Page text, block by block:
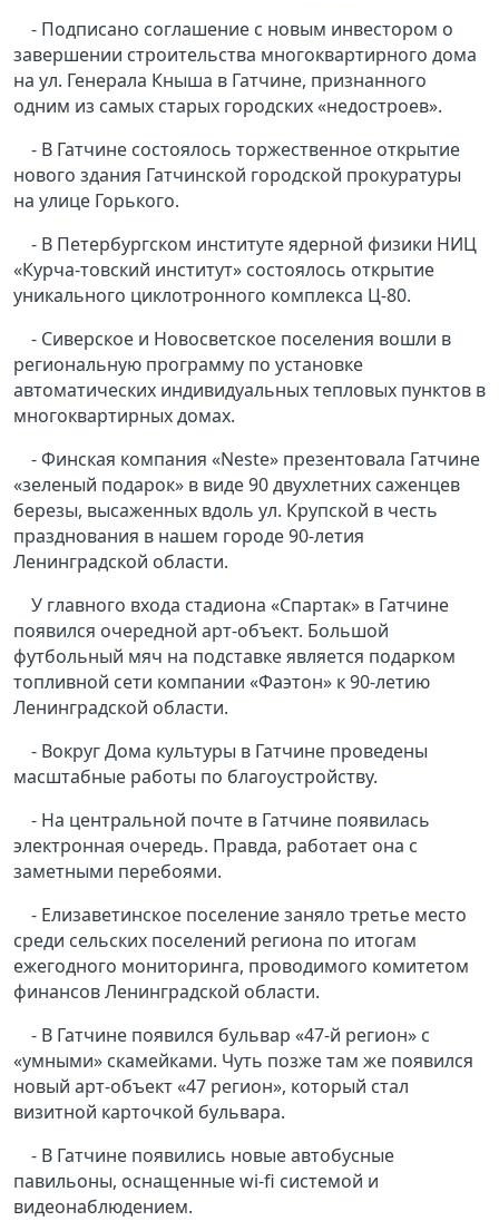
- Подписано соглашение с новым инвестором о
завершении строительства многоквартирного дома
на ул. Генерала Кныша в Гатчине, признанного
одним из самых старых городских «недостроев».
- В Гатчине состоялось торжественное открытие
нового здания Гатчинской городской прокуратуры
на улице Горького.
- В Петербургском институте ядерной физики НИЦ
«Курча-товский институт» состоялось открытие
уникального циклотронного комплекса Ц-80.
- Сиверское и Новосветское поселения вошли в
региональную программу по установке
автоматических индивидуальных тепловых пунктов в
многоквартирных домах.
- Финская компания «Neste» презентовала Гатчине
«зеленый подарок» в виде 90 двухлетних саженцев
березы, высаженных вдоль ул. Крупской в честь
празднования в нашем городе 90-летия
Ленинградской области.
У главного входа стадиона «Спартак» в Гатчине
появился очередной арт-объект. Большой
футбольный мяч на подставке является подарком
топливной сети компании «Фаэтон» к 90-летию
Ленинградской области.
- Вокруг Дома культуры в Гатчине проведены
масштабные работы по благоустройству.
- На центральной почте в Гатчине появилась
электронная очередь. Правда, работает она с
заметными перебоями.
- Елизаветинское поселение заняло третье место
среди сельских поселений региона по итогам
ежегодного мониторинга, проводимого комитетом
финансов Ленинградской области.
- В Гатчине появился бульвар «47-й регион» с
«умными» скамейками. Чуть позже там же появился
новый арт-объект «47 регион», который стал
визитной карточкой бульвара.
- В Гатчине появились новые автобусные
павильоны, оснащенные wi-fi системой и
видеонаблюдением.